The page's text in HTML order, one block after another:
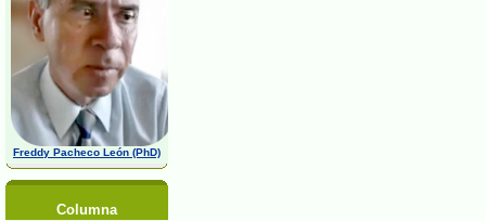
Freddy Pacheco León (PhD)
Columna